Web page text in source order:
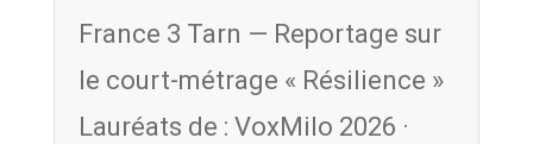
France 3 Tarn — Reportage sur
le court-métrage « Résilience »
Lauréats de : VoxMilo 2026 ·